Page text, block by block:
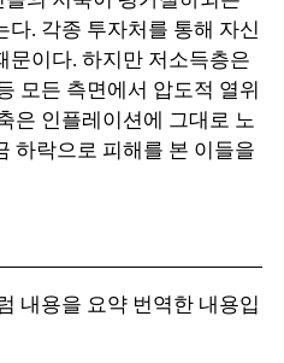
다. 각종 투자처를 통해 자신
문이다. 하지만 저소득층은
모든 측면에서 압도적 열위
은 인플레이션에 그대로 노
하락으로 피해를 본 이들을
내용을 요약 번역한 내용입